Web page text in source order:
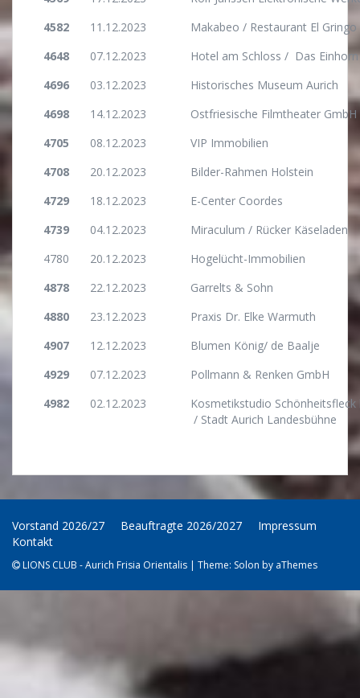
4582
11.12.2023
Makabeo / Restaurant El Gringo
4648
07.12.2023
Hotel am Schloss / Das
4696
03.12.2023
Historisches Museum Aurich
4698
14.12.2023
Ostfriesische Filmtheater
4705
08.12.2023
VIP Immobilien
4708
20.12.2023
Bilder-Rahmen Holstein
4729
18.12.2023
E-Center Coordes
4739
04.12.2023
Miraculum / Rücker Käseladen
4780
20.12.2023
Hogelücht-Immobilien
4878
22.12.2023
Garrelts & Sohn
4880
23.12.2023
Praxis Dr. Elke Warmuth
4907
12.12.2023
Blumen König/ de Baalje
4929
07.12.2023
Pollmann & Renken GmbH
4982
02.12.2023
Kosmetikstudio Schönheitsfleck
/ Stadt Aurich Landesbühne
Vorstand 2026/27 Beauftragte 2026/2027
Impressum
Kontakt
LIONS CLUB - Aurich Frisia Orientalis | Theme: Solon by aThemes